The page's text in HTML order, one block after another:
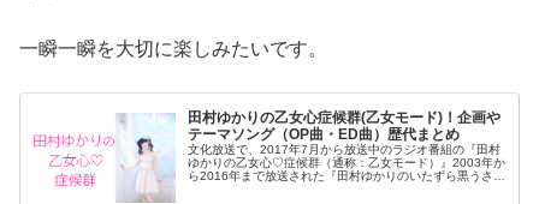
一瞬一瞬を大切に楽しみたいです。
田村ゆかりの乙女心症候群(乙女モード)！企画や
テーマソング（OP曲・ED曲）歴代まとめ
文化放送で、2017年7月から放送中のラジオ番組の『田村
ゆかりの乙女心♡症候群（通称：乙女モード）』2003年か
ら2016年まで放送された『田村ゆかりのいたずら黒うさ